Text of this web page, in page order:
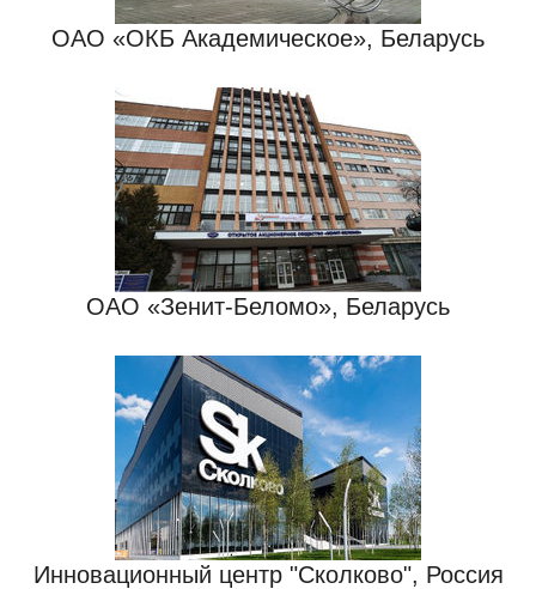
ОАО «ОКБ Академическое», Беларусь
ОАО «Зенит-Беломо», Беларусь
Инновационный центр "Сколково", Россия